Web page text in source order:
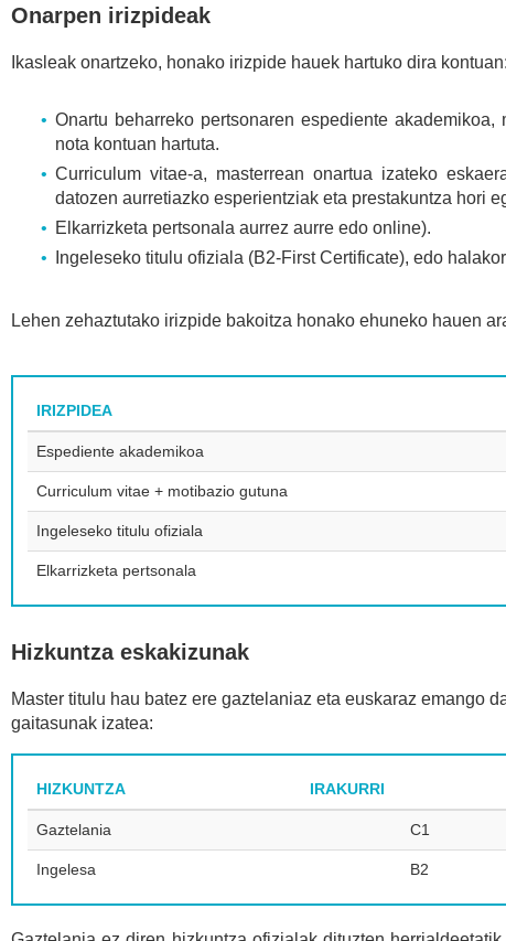
Onarpen irizpideak
Ikasleak onartzeko, honako irizpide hauek hartuko dira kontuan:
Onartu beharreko pertsonaren espediente
nota kontuan hartuta.
Curriculum vitae-a, masterrean onartua izateko
datozen aurretiazko esperientziak eta prestakuntza hori
Elkarrizketa pertsonala aurrez aurre edo online).
Ingeleseko titulu ofiziala (B2-First Certificate), edo
Lehen zehaztutako irizpide bakoitza honako ehuneko hauen
IRIZPIDEA
Espediente akademikoa
Curriculum vitae + motibazio gutuna
Ingeleseko titulu ofiziala
Elkarrizketa pertsonala
Hizkuntza eskakizunak
Master titulu hau batez ere gaztelaniaz eta euskaraz emango
gaitasunak izatea:
HIZKUNTZA IRAKURRI
Gaztelania C1
Ingelesa B2